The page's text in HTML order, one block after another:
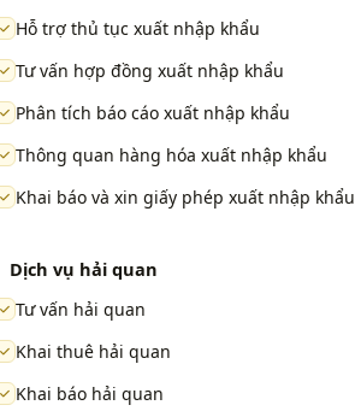
Hỗ trợ thủ tục xuất nhập khẩu
Tư vấn hợp đồng xuất nhập khẩu
Phân tích báo cáo xuất nhập khẩu
Thông quan hàng hóa xuất nhập khẩu
Khai báo và xin giấy phép xuất nhập khẩu
Dịch vụ hải quan
Tư vấn hải quan
Khai thuê hải quan
Khai báo hải quan